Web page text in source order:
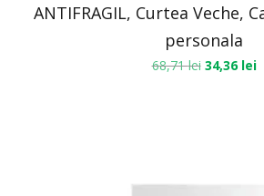
ANTIFRAGIL, Curtea Veche,
personala
68,71lei 34,36 lei